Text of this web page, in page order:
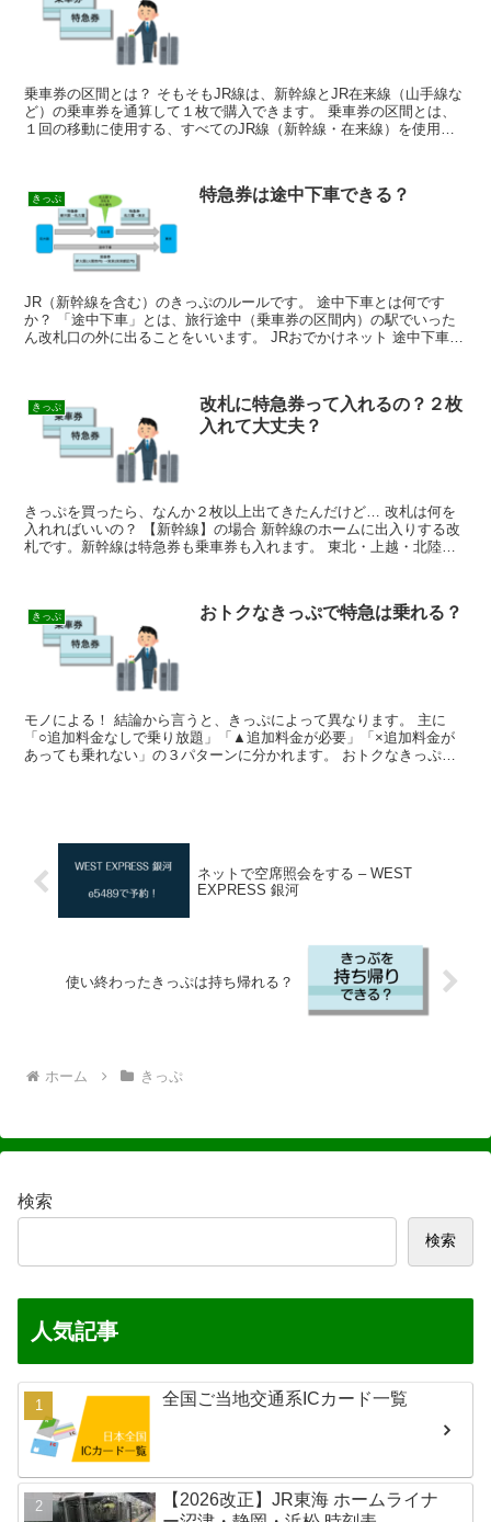
乗車券の区間とは？ そもそもJR線は、新幹線とJR在来線（山手線な
ど）の乗車券を通算して１枚で購入できます。 乗車券の区間とは、
１回の移動に使用する、すべてのJR線（新幹線・在来線）を使用す
きっぷ 特急券は途中下車できる？
JR（新幹線を含む）のきっぷのルールです。 途中下車とは何です
か？ 「途中下車」とは、旅行途中（乗車券の区間内）の駅でいった
ん改札口の外に出ることをいいます。 JRおでかけネット 途中下車と
きっぷ
改札に特急券って入れるの？２枚
入れて大丈夫？
きっぷを買ったら、なんか２枚以上出てきたんだけど… 改札は何を
入れればいいの？ 【新幹線】の場合 新幹線のホームに出入りする改
札です。新幹線は特急券も乗車券も入れます。 東北・上越・北陸新
きっぷ おトクなきっぷで特急は乗れる？
モノによる！ 結論から言うと、きっぷによって異なります。 主に
「○追加料金なしで乗り放題」「▲追加料金が必要」「×追加料金が
あっても乗れない」の３パターンに分かれます。 おトクなきっぷを
ネットで空席照会をする – WEST
EXPRESS 銀河
使い終わったきっぷは持ち帰れる？
ホーム きっぷ
検索
検索
人気記事
全国ご当地交通系ICカード一覧
【2026改正】JR東海 ホームライナ